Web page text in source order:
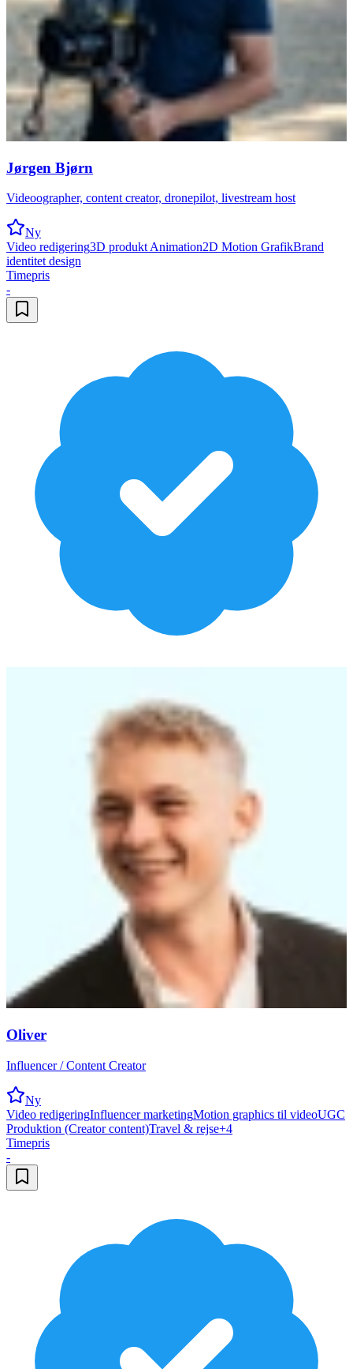
Jørgen Bjørn
Videoographer, content creator, dronepilot, livestream host
Ny
Video redigering3D produkt Animation2D Motion GrafikBrand
identitet design
Timepris
-
Oliver
Influencer / Content Creator
Ny
Video redigeringInfluencer marketingMotion graphics til videoUGC
Produktion (Creator content)Travel & rejse+4
Timepris
-